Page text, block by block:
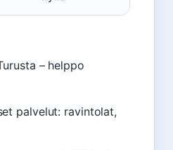
– helppo
palvelut: ravintolat,